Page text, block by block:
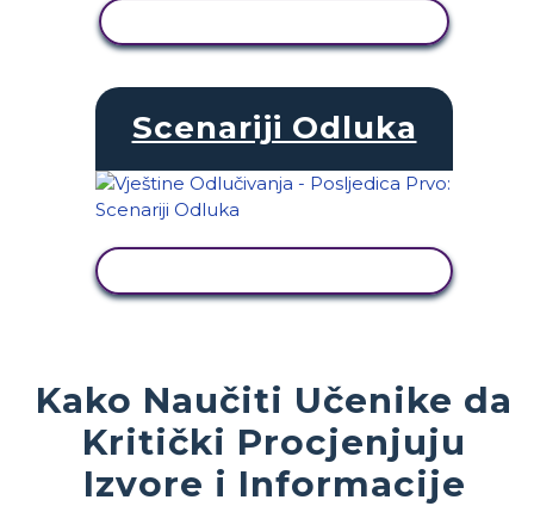
Scenariji Odluka
Kako Naučiti Učenike da
Kritički Procjenjuju
Izvore i Informacije